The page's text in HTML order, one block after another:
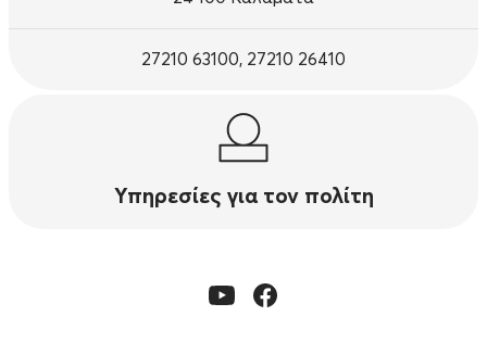
27210 63100, 27210 26410
Υπηρεσίες για τον πολίτη